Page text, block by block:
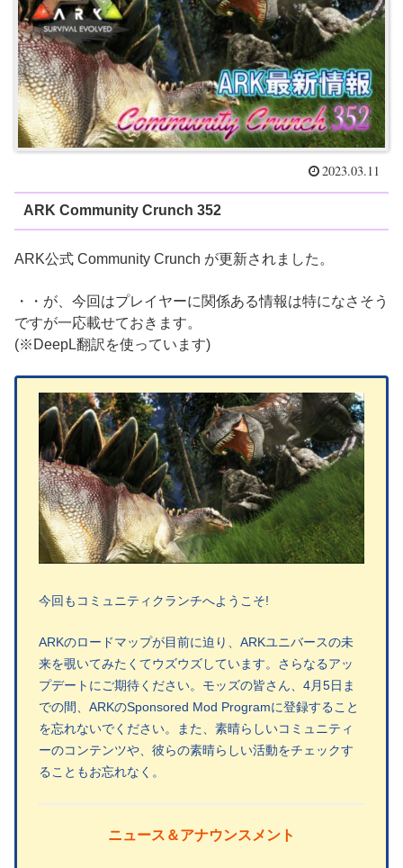
2023.03.11
ARK Community Crunch 352
ARK公式 Community Crunch が更新されました。
・・が、今回はプレイヤーに関係ある情報は特になさそう
ですが一応載せておきます。
(※DeepL翻訳を使っています)
今回もコミュニティクランチへようこそ!
ARKのロードマップが目前に迫り、ARKユニバースの未
来を覗いてみたくてウズウズしています。さらなるアッ
プデートにご期待ください。モッズの皆さん、4月5日ま
での間、ARKのSponsored Mod Programに登録すること
を忘れないでください。また、素晴らしいコミュニティ
ーのコンテンツや、彼らの素晴らしい活動をチェックす
ることもお忘れなく。
ニュース＆アナウンスメント